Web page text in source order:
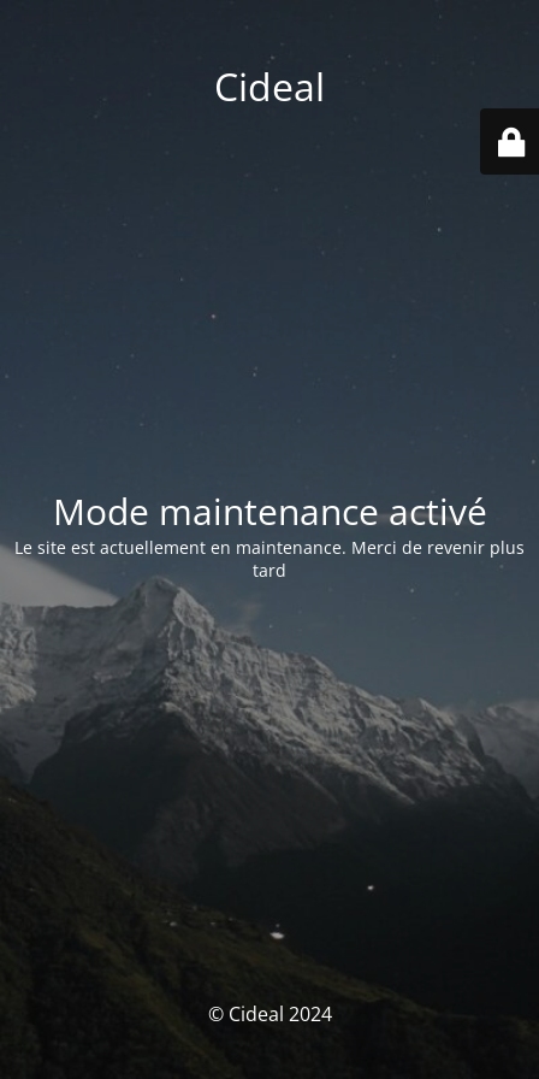
Cideal
Mode maintenance activé
Le site est actuellement en maintenance. Merci de revenir plus
tard
© Cideal 2024